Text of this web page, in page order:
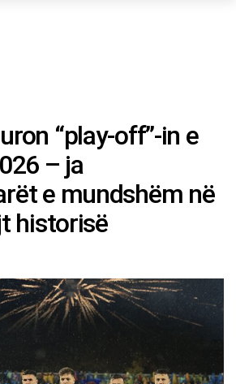
“play-off”-in e
– ja
e mundshëm në
historisë